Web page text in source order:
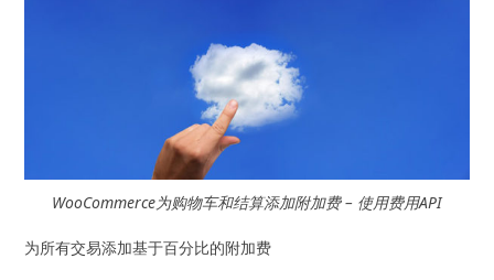
WooCommerce为购物车和结算添加附加费 – 使用费用API
为所有交易添加基于百分比的附加费